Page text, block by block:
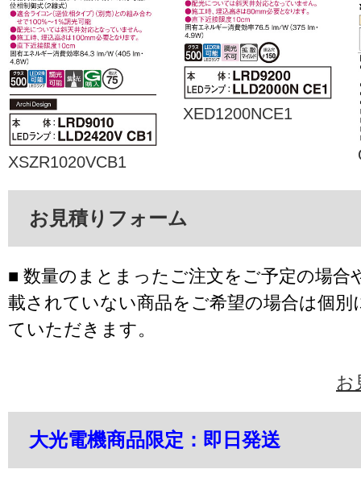
XSZR1020VCB1
XED1200NCE1
お見積りフォーム
■ 数量のまとまったご注文をご予定の場合
載されていない商品をご希望の場合は個別
ていただきます。
お
大光電機商品限定：即日発送